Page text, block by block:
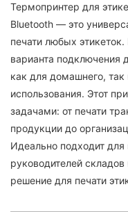
Термопринтер для
Bluetooth — это
печати любых
варианта подключения
как для домашнего,
использования. Этот
задачами: от печати
продукции до
Идеально подходит для
руководителей
решение для печати